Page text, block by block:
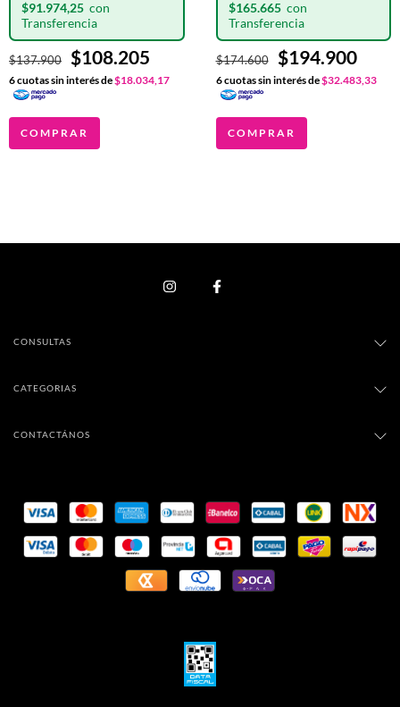
$137.900 $108.205
$91.974,25
6cuotas sin interés de$18.034,17
COMPRAR
$174.600 $194.900
$165.665
6cuotas sin interés de$32.483,33
COMPRAR
CONSULTAS
CATEGORIAS
CONTACTÁNOS